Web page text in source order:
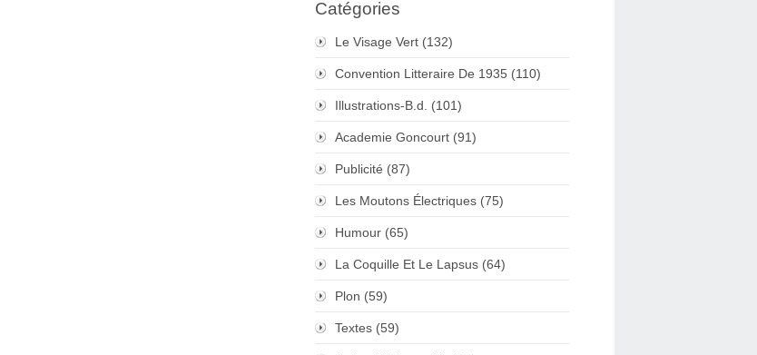
Catégories
Le Visage Vert (132)
Convention Litteraire De 1935 (110)
Illustrations-B.d. (101)
Academie Goncourt (91)
Publicité (87)
Les Moutons Électriques (75)
Humour (65)
La Coquille Et Le Lapsus (64)
Plon (59)
Textes (59)